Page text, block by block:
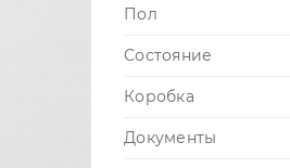
Пол
Состояние
Коробка
Документы